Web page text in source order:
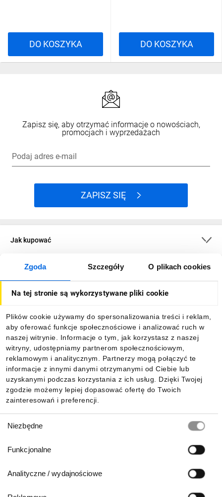
Zgoda Szczegóły O plikach cookies
Na tej stronie są wykorzystywane pliki cookie
Plików cookie używamy do spersonalizowania treści i reklam,
aby oferować funkcje społecznościowe i analizować ruch w
naszej witrynie. Informacje o tym, jak korzystasz z naszej
witryny, udostępniamy partnerom społecznościowym,
reklamowym i analitycznym. Partnerzy mogą połączyć te
informacje z innymi danymi otrzymanymi od Ciebie lub
uzyskanymi podczas korzystania z ich usług. Dzięki Twojej
zgodzie możemy lepiej dopasować ofertę do Twoich
zainteresowań i preferencji.
zgody
Niezbędne
Funkcjonalne
Analityczne / wydajnościowe
DO KOSZYKA DO KOSZYKA
Zapisz się, aby otrzymać informacje o nowościach,
promocjach i wyprzedażach
Podaj adres e-mail
ZAPISZ SIĘ
Jak kupować
O firmie
Informacje
Pobierz naszą aplikację mobilną: